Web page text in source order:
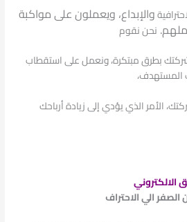
والإبداع، ويعملون على مواكبة
نحن نقوم
بطرق مبتكرة، ونعمل على استقطاب
الأمر الذي يؤدي إلى زيادة أرباحك
الالكتروني
الي الاحتراف